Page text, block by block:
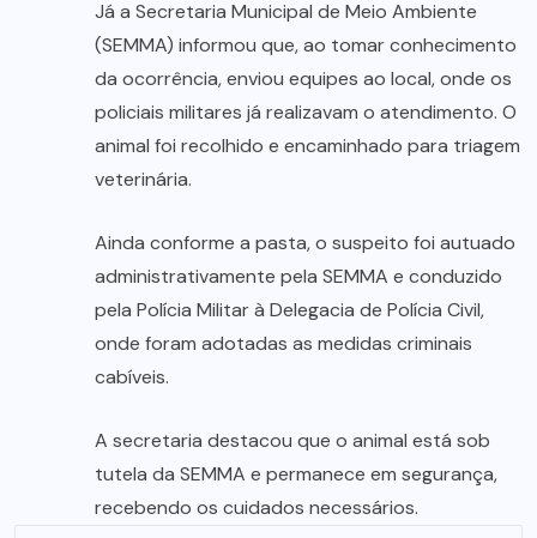
Já a Secretaria Municipal de Meio Ambiente
(SEMMA) informou que, ao tomar conhecimento
da ocorrência, enviou equipes ao local, onde os
policiais militares já realizavam o atendimento. O
animal foi recolhido e encaminhado para triagem
veterinária.
Ainda conforme a pasta, o suspeito foi autuado
administrativamente pela SEMMA e conduzido
pela Polícia Militar à Delegacia de Polícia Civil,
onde foram adotadas as medidas criminais
cabíveis.
A secretaria destacou que o animal está sob
tutela da SEMMA e permanece em segurança,
recebendo os cuidados necessários.